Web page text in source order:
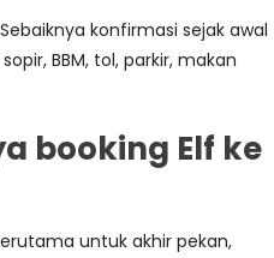
konfirmasi sejak awal
BBM, tol, parkir, makan
booking Elf ke
untuk akhir pekan,